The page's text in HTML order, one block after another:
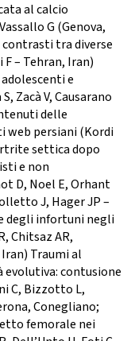
al calcio
G (Genova,
tra diverse
F – Tehran, Iran)
e
Zacà V, Causarano
delle
web persiani (Kordi
settica dopo
e non
D, Noel E, Orhant
J, Hager JP –
degli infortuni negli
Chitsaz AR,
Traumi al
contusione
C, Bizzotto L,
Conegliano;
femorale nei